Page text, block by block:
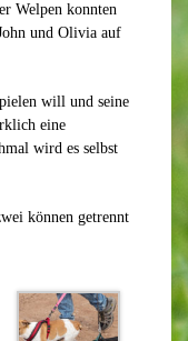
Welpen konnten
und Olivia auf
will und seine
eine
wird es selbst
können getrennt